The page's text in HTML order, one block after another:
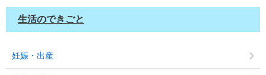
生活のできごと
妊娠・出産